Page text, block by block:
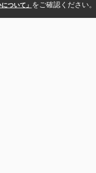
ついて」 をご確認ください。